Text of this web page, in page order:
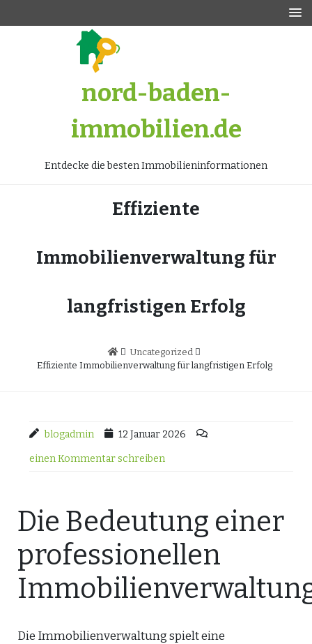
nord-baden-
immobilien.de
Entdecke die besten Immobilieninformationen
Effiziente
Immobilienverwaltung für
langfristigen Erfolg
Uncategorized
Effiziente Immobilienverwaltung für langfristigen Erfolg
blogadmin 12 Januar 2026
einen Kommentar schreiben
Die Bedeutung einer
professionellen
Die Immobilienverwaltung spielt eine